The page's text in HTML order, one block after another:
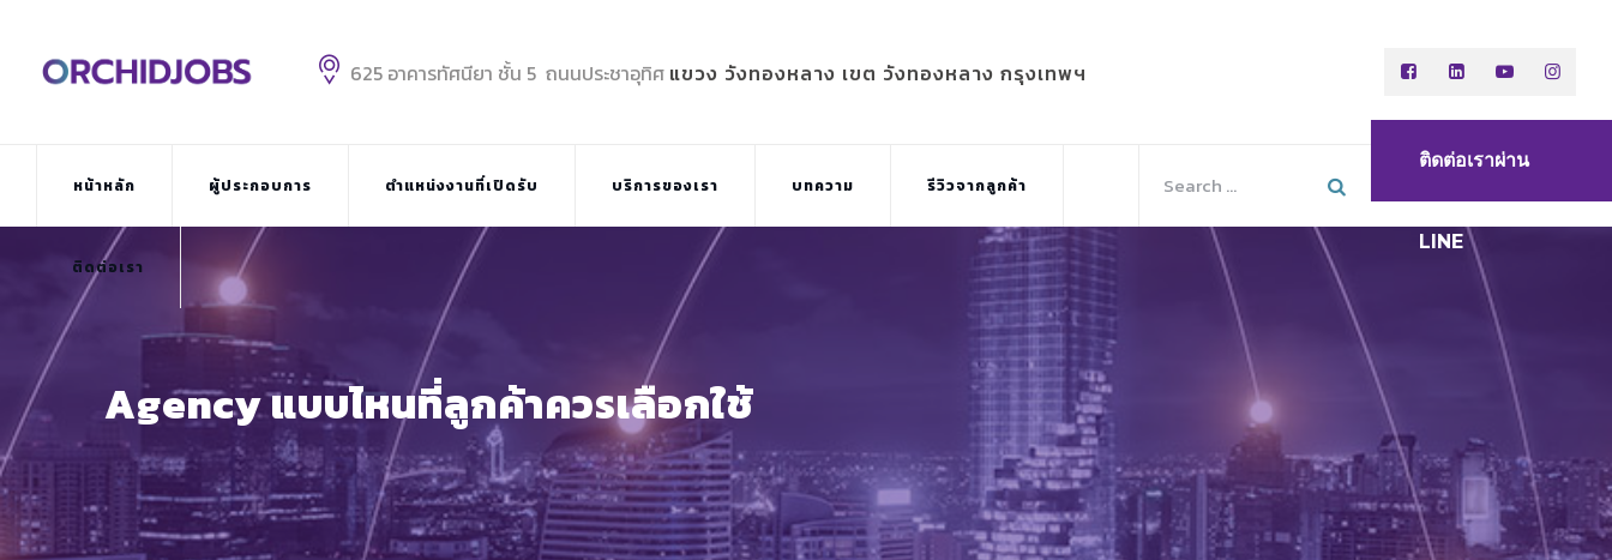
content
625 อาคารทัศนียา ชั้น 5 ถนนประชาอุทิศ แขวง วังทองหลาง เขต วังทองหลาง กรุงเทพฯ
หน้าหลัก ผู้ประกอบการ ตำแหน่งงานที่เปิดรับ บริการของเรา บทความ รีวิวจากลูกค้า
ติดต่อเรา
ติดต่อเราผ่าน
LINE
Agency แบบไหนที่ลูกค้าควรเลือกใช้